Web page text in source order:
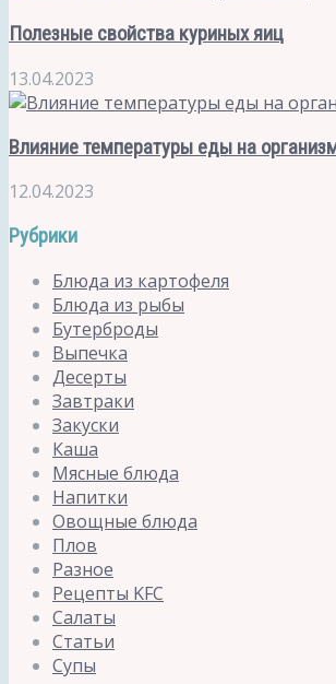
Полезные свойства куриных яиц
13.04.2023
Влияние температуры еды на
12.04.2023
Рубрики
Блюда из картофеля
Блюда из рыбы
Бутерброды
Выпечка
Десерты
Завтраки
Закуски
Каша
Мясные блюда
Напитки
Овощные блюда
Плов
Разное
Рецепты KFC
Салаты
Статьи
Супы